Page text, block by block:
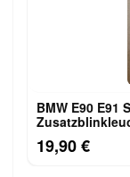
BMW E90 E91
19,90 €